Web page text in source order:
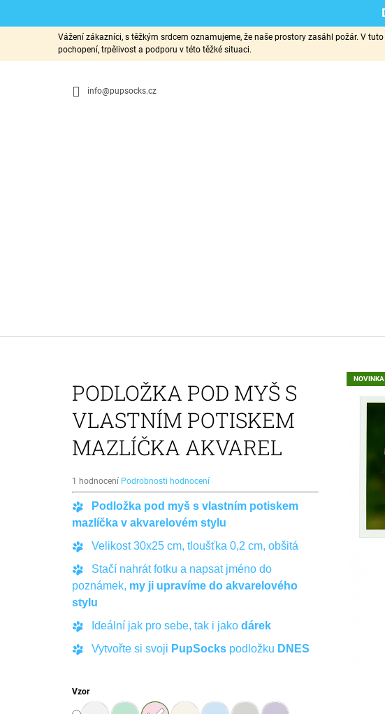
Vážení zákazníci, s těžkým srdcem oznamujeme, že naše prostory zasáhl požár. V
pochopení, trpělivost a podporu v této těžké situaci.
info@pupsocks.cz
PODLOŽKA POD MYŠ S
VLASTNÍM POTISKEM
MAZLÍČKA AKVAREL
Průměrné
hodnocení
produktu
je
z
hvězdiček.
1 hodnocení Podrobnosti hodnocení
NOVINKA
Podložka pod myš s vlastním potiskem
mazlíčka v akvarelovém stylu
Velikost 30x25 cm, tloušťka 0,2 cm, obšitá
Stačí nahrát fotku a napsat jméno do
poznámek, my ji upravíme do akvarelového
stylu
Ideální jak pro sebe, tak i jako dárek
Vytvořte si svoji PupSocks podložku DNES
Vzor
ZPĚT
ZPĚT
POTISKEM PSA
POTISKEM